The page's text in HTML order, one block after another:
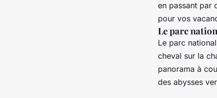
en passant par
pour vos
Le parc
Le parc
cheval sur la
panorama à
des abysses